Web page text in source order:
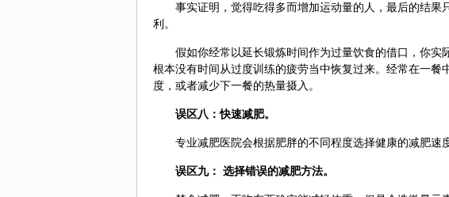
事实证明，觉得吃得多而增加运动量的人，最后的结
利。
假如你经常以延长锻炼时间作为过量饮食的借口，你
根本没有时间从过度训练的疲劳当中恢复过来。经常在一
度，或者减少下一餐的热量摄入。
误区八：快速减肥。
专业减肥医院会根据肥胖的不同程度选择健康的减肥速
误区九： 选择错误的减肥方法。